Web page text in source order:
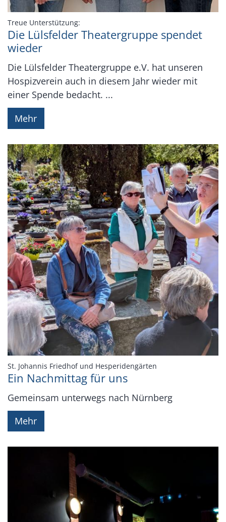
Treue Unterstützung:
Die Lülsfelder Theatergruppe spendet
wieder
Die Lülsfelder Theatergruppe e.V. hat unseren
Hospizverein auch in diesem Jahr wieder mit
einer Spende bedacht. ...
Mehr
St. Johannis Friedhof und Hesperidengärten
Ein Nachmittag für uns
Gemeinsam unterwegs nach Nürnberg
Mehr